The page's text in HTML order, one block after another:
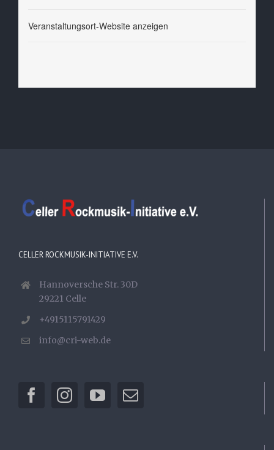
Veranstaltungsort-Website anzeigen
CELLER ROCKMUSIK-INITIATIVE E.V.
Hannoversche Str. 30D
29221 Celle
+4915115791429
info@cri-web.de